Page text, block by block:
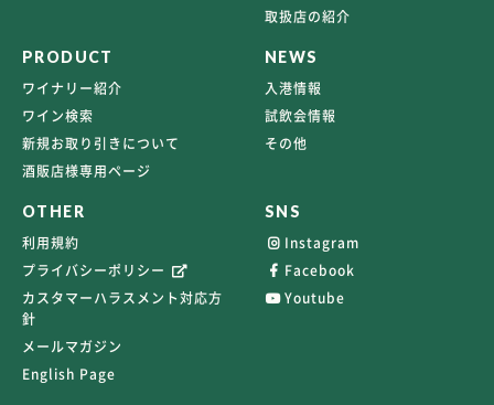
取扱店の紹介
PRODUCT
ワイナリー紹介
ワイン検索
新規お取り引きについて
酒販店様専用ページ
NEWS
入港情報
試飲会情報
その他
OTHER
利用規約
プライバシーポリシー
カスタマーハラスメント対応方
針
メールマガジン
English Page
SNS
Instagram
Facebook
Youtube